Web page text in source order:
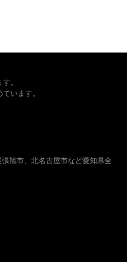
。
います。
旭市、北名古屋市など愛知県全